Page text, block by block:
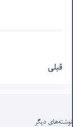
قبلی
نوشته‌های‌ دیگر